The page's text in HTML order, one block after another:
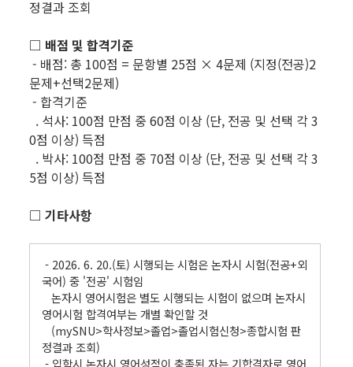
정결과 조회
□ 배점 및 합격기준
- 배점: 총 100점 = 문항별 25점 × 4문제 (지정(전공)2
문제+선택2문제)
- 합격기준
. 석사: 100점 만점 중 60점 이상 (단, 전공 및 선택 각 3
0점 이상) 득점
. 박사: 100점 만점 중 70점 이상 (단, 전공 및 선택 각 3
5점 이상) 득점
□ 기타사항
- 2026. 6. 20.(토) 시행되는 시험은 논자시 시험(전공+외
국어) 중 '전공' 시험임
논자시 영어시험은 별도 시행되는 시험이 없으며 논자시
영어시험 합격여부는 개별 확인할 것
(mySNU>학사정보>졸업>졸업시험신청>종합시험 판
정결과 조회)
- 입학시 논자시 영어성적이 충족된 자는 기합격자로 영어